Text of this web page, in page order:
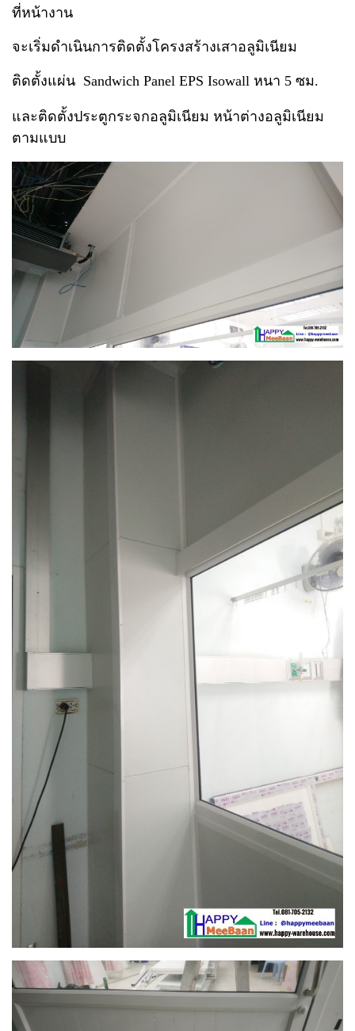
ที่หน้างาน
จะเริ่มดำเนินการติดตั้งโครงสร้างเสาอลูมิเนียม
ติดตั้งแผ่น Sandwich Panel EPS Isowall หนา 5 ซม.
และติดตั้งประตูกระจกอลูมิเนียม หน้าต่างอลูมิเนียม
ตามแบบ